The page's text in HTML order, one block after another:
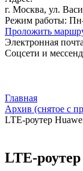
г. Москва, ул.
Режим работы:
Проложить
Электронная
Соцсети и
Главная
Архив (снятое с
LTE-роутер
LTE-